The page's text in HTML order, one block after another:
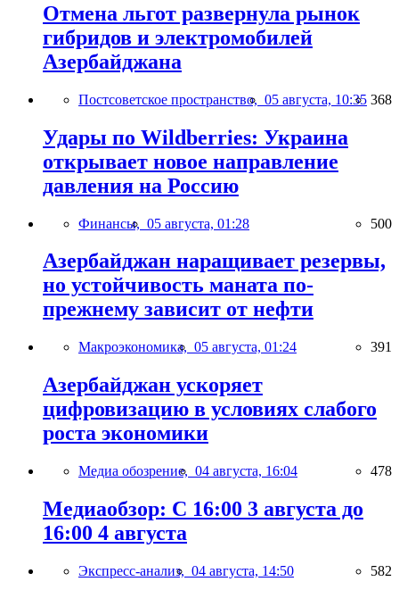
Отмена льгот развернула рынок
гибридов и электромобилей
Азербайджана
Постсоветское пространство, 05 августа, 10:35 368
Удары по Wildberries: Украина
открывает новое направление
давления на Россию
Финансы, 05 августа, 01:28 500
Азербайджан наращивает резервы,
но устойчивость маната по-
прежнему зависит от нефти
Макроэкономика, 05 августа, 01:24 391
Азербайджан ускоряет
цифровизацию в условиях слабого
роста экономики
Медиа обозрение, 04 августа, 16:04 478
Медиаобзор: С 16:00 3 августа до
16:00 4 августа
Экспресс-анализ, 04 августа, 14:50 582